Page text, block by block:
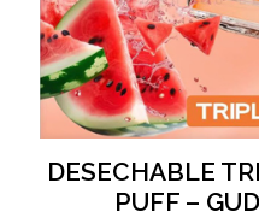
DESECHABLE
PUFF –